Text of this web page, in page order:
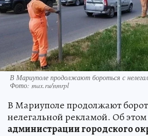
В Мариуполе продолжают бороться с
Фото: max.ru/nmrpl
В Мариуполе продолжают
нелегальной рекламой. Об
администрации городского